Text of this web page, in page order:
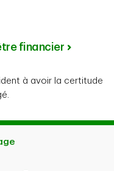
financier
à avoir la certitude